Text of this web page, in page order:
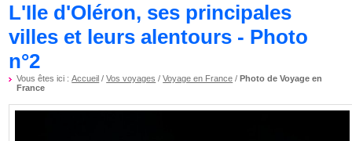
L'Ile d'Oléron, ses principales
villes et leurs alentours - Photo
n°2
Vous êtes ici :Accueil /Vos voyages /Voyage en France /Photo de Voyage en
France